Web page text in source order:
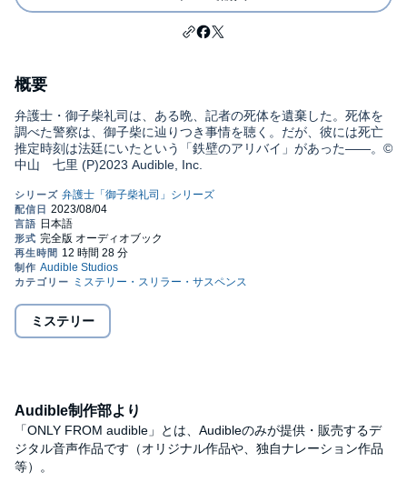
概要
弁護士・御子柴礼司は、ある晩、記者の死体を遺棄した。死体を
調べた警察は、御子柴に辿りつき事情を聴く。だが、彼には死亡
推定時刻は法廷にいたという「鉄壁のアリバイ」があった――。©
中山 七里 (P)2023 Audible, Inc.
ミステリー
Audible制作部より
「ONLY FROM audible」とは、Audibleのみが提供・販売するデ
ジタル音声作品です（オリジナル作品や、独自ナレーション作品
等）。